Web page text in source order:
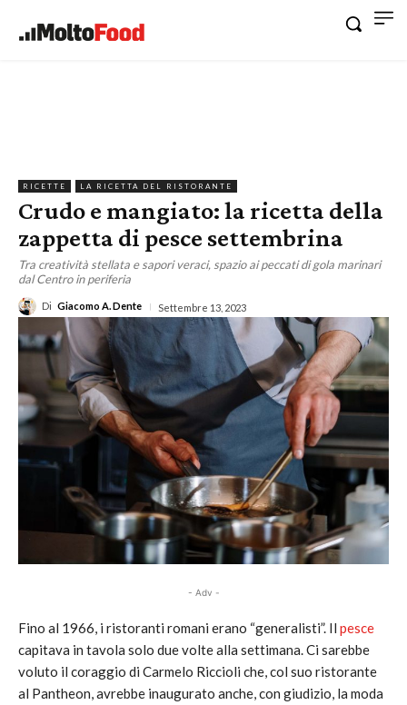
RICETTE LA RICETTA DEL RISTORANTE
Crudo e mangiato: la ricetta della
zappetta di pesce settembrina
Tra creatività stellata e sapori veraci, spazio ai peccati di gola marinari
dal Centro in periferia
Di Giacomo A. Dente Settembre 13, 2023
- Adv -
Fino al 1966, i ristoranti romani erano “generalisti”. Il pesce
capitava in tavola solo due volte alla settimana. Ci sarebbe
voluto il coraggio di Carmelo Riccioli che, col suo ristorante
al Pantheon, avrebbe inaugurato anche, con giudizio, la moda